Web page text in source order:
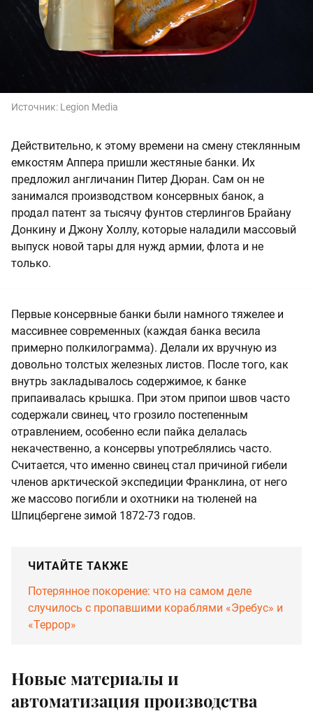
Источник: Legion Media
Действительно, к этому времени на смену стеклянным
емкостям Аппера пришли жестяные банки. Их
предложил англичанин Питер Дюран. Сам он не
занимался производством консервных банок, а
продал патент за тысячу фунтов стерлингов Брайану
Донкину и Джону Холлу, которые наладили массовый
выпуск новой тары для нужд армии, флота и не
только.
Первые консервные банки были намного тяжелее и
массивнее современных (каждая банка весила
примерно полкилограмма). Делали их вручную из
довольно толстых железных листов. После того, как
внутрь закладывалось содержимое, к банке
припаивалась крышка. При этом припои швов часто
содержали свинец, что грозило постепенным
отравлением, особенно если пайка делалась
некачественно, а консервы употреблялись часто.
Считается, что именно свинец стал причиной гибели
членов арктической экспедиции Франклина, от него
же массово погибли и охотники на тюленей на
Шпицбергене зимой 1872-73 годов.
ЧИТАЙТЕ ТАКЖЕ
Потерянное покорение: что на самом деле
случилось с пропавшими кораблями «Эребус» и
«Террор»
Новые материалы и
автоматизация производства